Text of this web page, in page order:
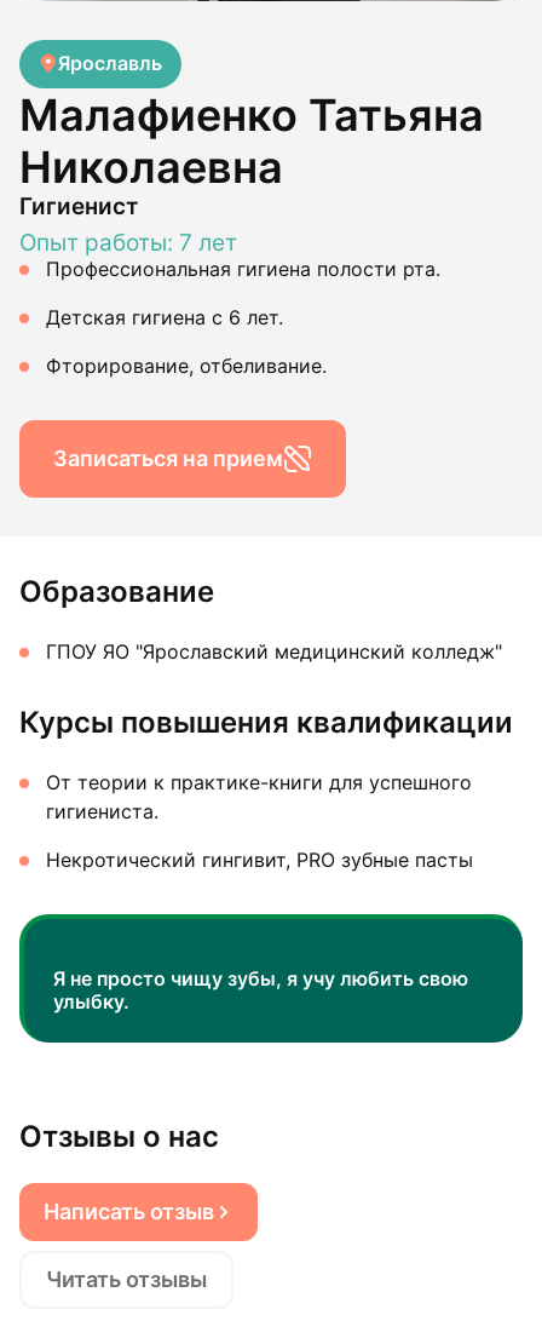
Ярославль
Малафиенко Татьяна
Николаевна
Гигиенист
Опыт работы: 7 лет
Профессиональная гигиена полости рта.
Детская гигиена с 6 лет.
Фторирование, отбеливание.
Записаться на прием
Образование
ГПОУ ЯО "Ярославский медицинский колледж"
Курсы повышения квалификации
От теории к практике-книги для успешного
гигиениста.
Некротический гингивит, PRO зубные пасты
Я не просто чищу зубы, я учу любить свою
улыбку.
Отзывы о нас
Написать отзыв
Читать отзывы